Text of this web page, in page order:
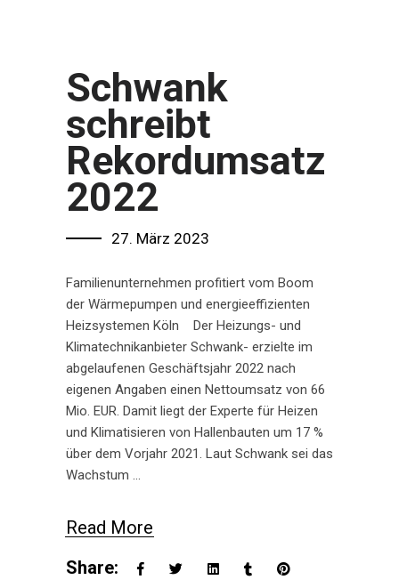
Schwank
schreibt
Rekordumsatz
2022
27. März 2023
Familienunternehmen profitiert vom Boom
der Wärmepumpen und energieeffizienten
Heizsystemen Köln Der Heizungs- und
Klimatechnikanbieter Schwank- erzielte im
abgelaufenen Geschäftsjahr 2022 nach
eigenen Angaben einen Nettoumsatz von 66
Mio. EUR. Damit liegt der Experte für Heizen
und Klimatisieren von Hallenbauten um 17 %
über dem Vorjahr 2021. Laut Schwank sei das
Wachstum
Read More
Share: